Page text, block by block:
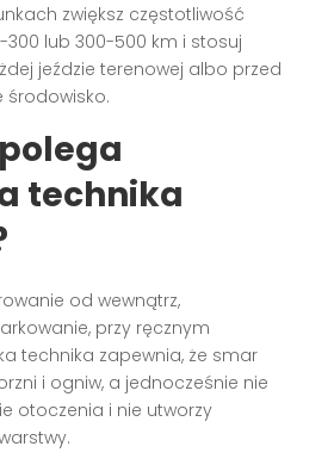
zwiększ częstotliwość
lub 300-500 km i stosuj
jeździe terenowej albo przed
środowisko.
technika
od wewnątrz,
przy ręcznym
technika zapewnia, że smar
i ogniw, a jednocześnie nie
otoczenia i nie utworzy